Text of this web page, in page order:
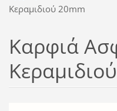
Κεραμιδιού 20mm
Καρφιά